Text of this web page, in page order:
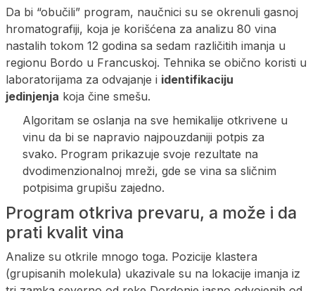
Da bi “obučili” program, naučnici su se okrenuli gasnoj
hromatografiji, koja je korišćena za analizu 80 vina
nastalih tokom 12 godina sa sedam različitih imanja u
regionu Bordo u Francuskoj. Tehnika se obično koristi u
laboratorijama za odvajanje i identifikaciju
jedinjenja koja čine smešu.
Algoritam se oslanja na sve hemikalije otkrivene u
vinu da bi se napravio najpouzdaniji potpis za
svako. Program prikazuje svoje rezultate na
dvodimenzionalnoj mreži, gde se vina sa sličnim
potpisima grupišu zajedno.
Program otkriva prevaru, a može i da
prati kvalit vina
Analize su otkrile mnogo toga. Pozicije klastera
(grupisanih molekula) ukazivale su na lokacije imanja iz